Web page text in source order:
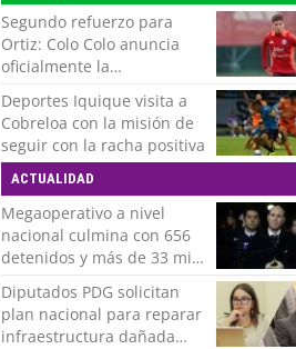
Segundo refuerzo para
Ortiz: Colo Colo anuncia
oficialmente la
incorporación de Ivan
Román
Deportes Iquique visita a
Cobreloa con la misión de
seguir con la racha positiva
ACTUALIDAD
Megaoperativo a nivel
nacional culmina con 656
detenidos y más de 33 mil
controles realizados
Diputados PDG solicitan
plan nacional para reparar
infraestructura dañada